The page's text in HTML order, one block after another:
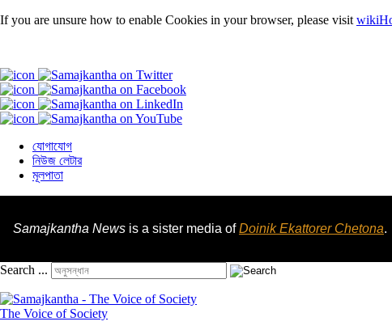
If you are unsure how to enable Cookies in your browser, please visit
যোগাযোগ
নিউজ লেটার
মূলপাতা
Samajkantha News is a sister media ofDoinik Ekattorer Chetona.
Search ...
The Voice of Society